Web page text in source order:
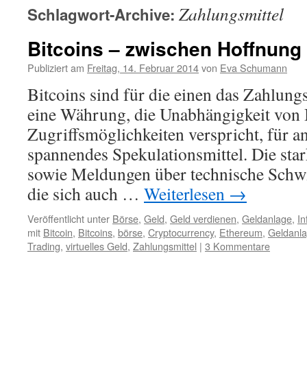
Schlagwort-Archive: Zahlungsmittel
Bitcoins – zwischen
Publiziert am Freitag, 14. Februar 2014von Eva Schumann
Bitcoins sind für die einen das
eine Währung, die Unabhängigkeit von
Zugriffsmöglichkeiten verspricht, für
spannendes Spekulationsmittel. Die
sowie Meldungen über technische
die sich auch … Weiterlesen →
Veröffentlicht unter Börse, Geld, Geld verdienen, Geldanlage,
mit Bitcoin, Bitcoins, börse, Cryptocurrency, Ethereum,
Trading, virtuelles Geld, Zahlungsmittel | 3 Kommentare